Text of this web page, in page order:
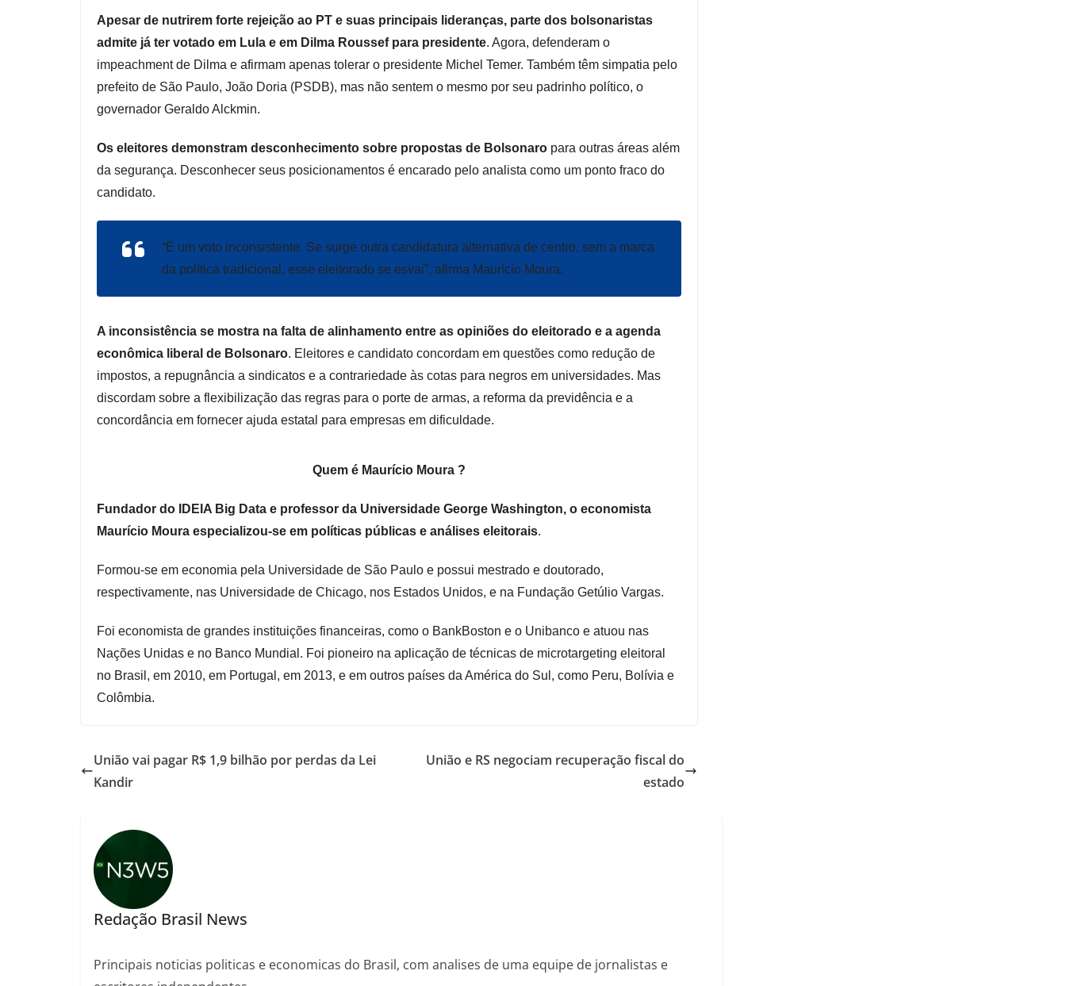
Apesar de nutrirem forte rejeição ao PT e suas principais lideranças, parte dos bolsonaristas
admite já ter votado em Lula e em Dilma Roussef para presidente. Agora, defenderam o
impeachment de Dilma e afirmam apenas tolerar o presidente Michel Temer. Também têm simpatia pelo
prefeito de São Paulo, João Doria (PSDB), mas não sentem o mesmo por seu padrinho político, o
governador Geraldo Alckmin.
Os eleitores demonstram desconhecimento sobre propostas de Bolsonaro para outras áreas além
da segurança. Desconhecer seus posicionamentos é encarado pelo analista como um ponto fraco do
candidato.
“É um voto inconsistente. Se surge outra candidatura alternativa de centro, sem a marca
da política tradicional, esse eleitorado se esvai”, afirma Maurício Moura.
A inconsistência se mostra na falta de alinhamento entre as opiniões do eleitorado e a agenda
econômica liberal de Bolsonaro. Eleitores e candidato concordam em questões como redução de
impostos, a repugnância a sindicatos e a contrariedade às cotas para negros em universidades. Mas
discordam sobre a flexibilização das regras para o porte de armas, a reforma da previdência e a
concordância em fornecer ajuda estatal para empresas em dificuldade.
Quem é Maurício Moura ?
Fundador do IDEIA Big Data e professor da Universidade George Washington, o economista
Maurício Moura especializou-se em políticas públicas e análises eleitorais.
Formou-se em economia pela Universidade de São Paulo e possui mestrado e doutorado,
respectivamente, nas Universidade de Chicago, nos Estados Unidos, e na Fundação Getúlio Vargas.
Foi economista de grandes instituições financeiras, como o BankBoston e o Unibanco e atuou nas
Nações Unidas e no Banco Mundial. Foi pioneiro na aplicação de técnicas de microtargeting eleitoral
no Brasil, em 2010, em Portugal, em 2013, e em outros países da América do Sul, como Peru, Bolívia e
Colômbia.
União vai pagar R$ 1,9 bilhão por perdas da Lei
Kandir
União e RS negociam recuperação fiscal do
estado
Redação Brasil News
Principais noticias politicas e economicas do Brasil, com analises de uma equipe de jornalistas e